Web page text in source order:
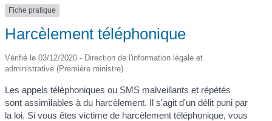
Fiche pratique
Harcèlement téléphonique
Vérifié le 03/12/2020 - Direction de l'information légale et
administrative (Première ministre)
Les appels téléphoniques ou SMS malveillants et répétés
sont assimilables à du harcèlement. Il s'agit d'un délit puni par
la loi. Si vous êtes victime de harcèlement téléphonique, vous